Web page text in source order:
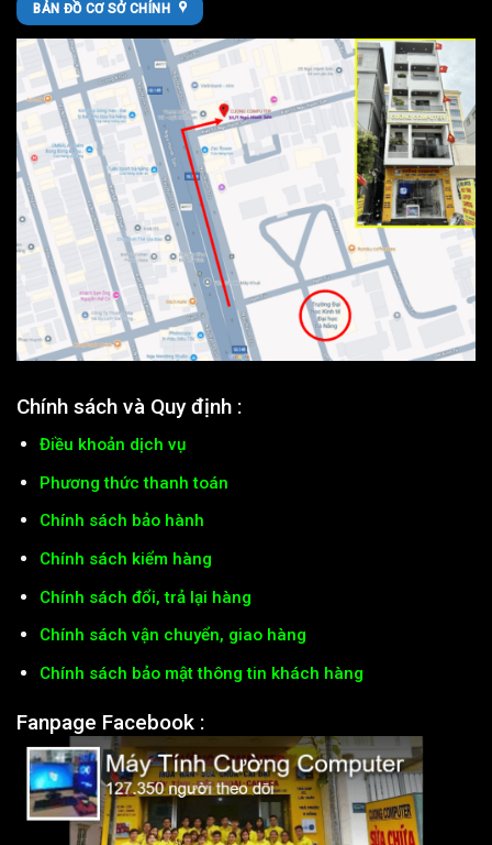
BẢN ĐỒ CƠ SỞ CHÍNH
Chính sách và Quy định :
Điều khoản dịch vụ
Phương thức thanh toán
Chính sách bảo hành
Chính sách kiểm hàng
Chính sách đổi, trả lại hàng
Chính sách vận chuyển, giao hàng
Chính sách bảo mật thông tin khách hàng
Fanpage Facebook :